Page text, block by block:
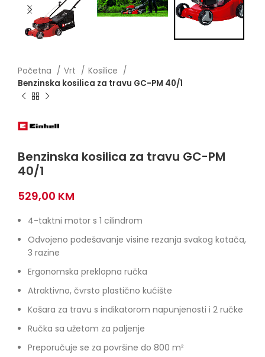
Početna Vrt
Kosilice
Benzinska kosilica za travu GC-PM 40/1
Benzinska kosilica za travu GC-PM
40/1
529,00 KM
4-taktni motor s 1 cilindrom
Odvojeno podešavanje visine rezanja svakog kotača,
3 razine
Ergonomska preklopna ručka
Atraktivno, čvrsto plastično kućište
Košara za travu s indikatorom napunjenosti i 2 ručke
Ručka sa užetom za paljenje
Preporučuje se za površine do 800 m²